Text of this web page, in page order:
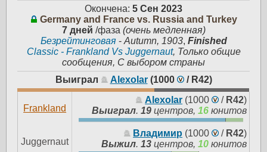
Окончена: 5 Сен 2023
Germany and France vs. Russia and Turkey
7 дней /фаза (очень медленная)
Безрейтинговая- Autumn, 1903, Finished
Classic - Frankland Vs Juggernaut, Только общие
сообщения, С выбором страны
Выиграл
Alexolar (1000 / R42)
Frankland
Alexolar (1000 / R42)
Выиграл.19 центров,16 юнитов
Juggernaut
Владимир (1000 / R42)
Выжил.13 центров,10 юнитов